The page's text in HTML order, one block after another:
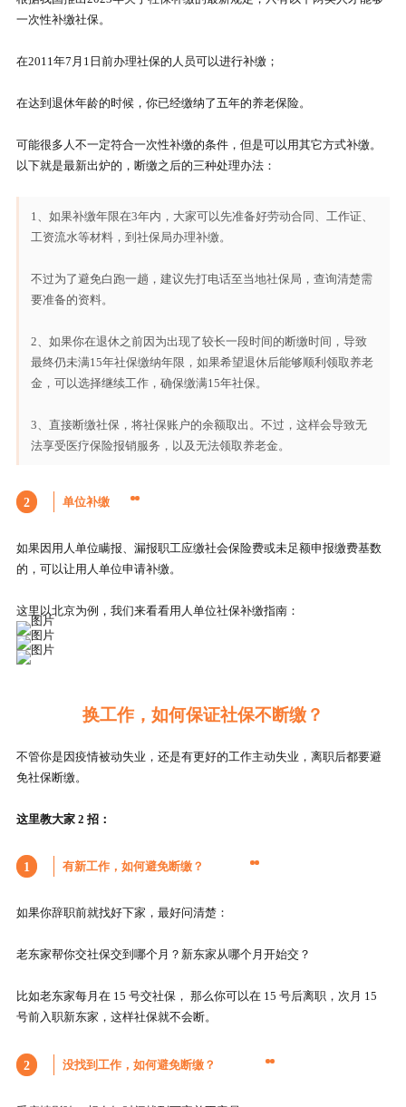
一次性补缴社保。
在2011年7月1日前办理社保的人员可以进行补缴；
在达到退休年龄的时候，你已经缴纳了五年的养老保险。
可能很多人不一定符合一次性补缴的条件，但是可以用其它方式补缴。
以下就是最新出炉的，断缴之后的三种处理办法：
1、如果补缴年限在3年内，大家可以先准备好劳动合同、工作证、
工资流水等材料，到社保局办理补缴。
不过为了避免白跑一趟，建议先打电话至当地社保局，查询清楚需
要准备的资料。
2、如果你在退休之前因为出现了较长一段时间的断缴时间，导致
最终仍未满15年社保缴纳年限，如果希望退休后能够顺利领取养老
金，可以选择继续工作，确保缴满15年社保。
3、直接断缴社保，将社保账户的余额取出。不过，这样会导致无
法享受医疗保险报销服务，以及无法领取养老金。
2 单位补缴
如果因用人单位瞒报、漏报职工应缴社会保险费或未足额申报缴费基数
的，可以让用人单位申请补缴。
这里以北京为例，我们来看看用人单位社保补缴指南：
换工作，如何保证社保不断缴？
不管你是因疫情被动失业，还是有更好的工作主动失业，离职后都要避
免社保断缴。
这里教大家 2 招：
1 有新工作，如何避免断缴？
如果你辞职前就找好下家，最好问清楚：
老东家帮你交社保交到哪个月？新东家从哪个月开始交？
比如老东家每月在 15 号交社保， 那么你可以在 15 号后离职，次月 15
号前入职新东家，这样社保就不会断。
2 没找到工作，如何避免断缴？